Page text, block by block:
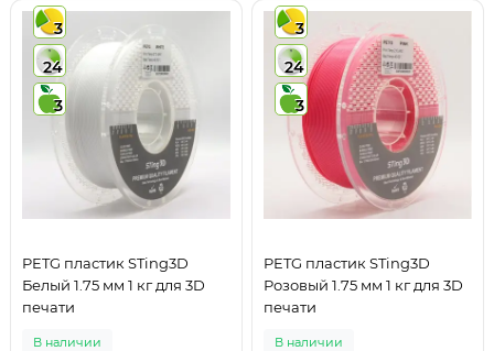
3
24
3
PETG пластик STing3D
Белый 1.75 мм 1 кг для 3D
печати
В наличии
3
24
3
PETG пластик STing3D
Розовый 1.75 мм 1 кг для 3D
печати
В наличии